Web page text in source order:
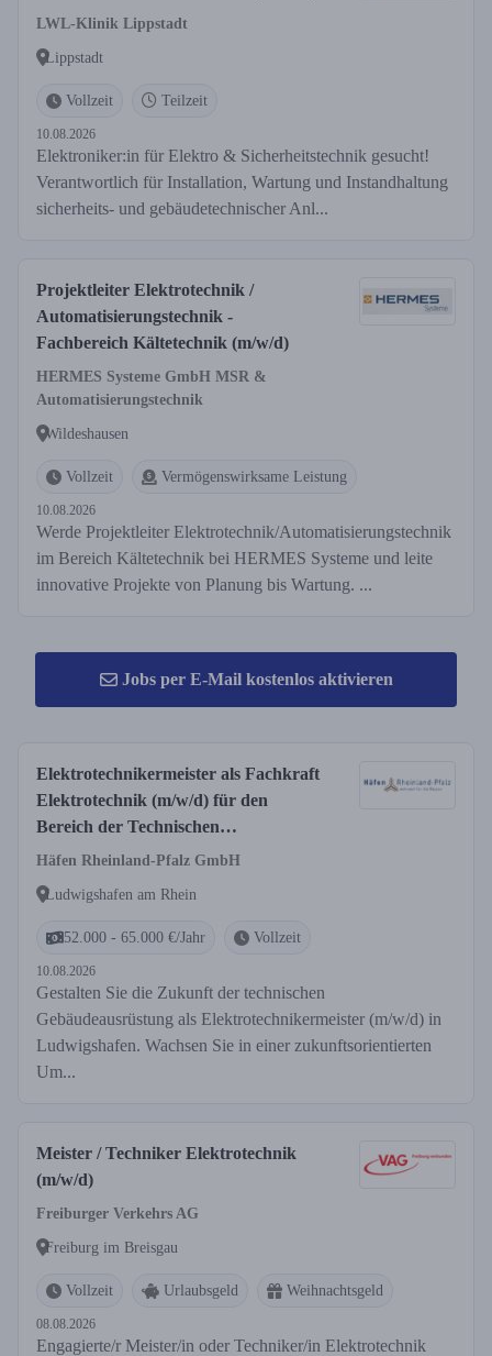
LWL-Klinik Lippstadt
Lippstadt
Vollzeit Teilzeit
10.08.2026
Elektroniker:in für Elektro & Sicherheitstechnik gesucht!
Verantwortlich für Installation, Wartung und Instandhaltung
sicherheits- und gebäudetechnischer Anl...
Projektleiter Elektrotechnik /
Automatisierungstechnik -
Fachbereich Kältetechnik (m/w/d)
HERMES Systeme GmbH MSR &
Automatisierungstechnik
Wildeshausen
Vollzeit Vermögenswirksame Leistung
10.08.2026
Werde Projektleiter Elektrotechnik/Automatisierungstechnik
im Bereich Kältetechnik bei HERMES Systeme und leite
innovative Projekte von Planung bis Wartung. ...
Jobs per E-Mail kostenlos aktivieren
Elektrotechnikermeister als Fachkraft
Elektrotechnik (m/w/d) für den
Bereich der Technischen
Gebäudeausrüstung
Häfen Rheinland-Pfalz GmbH
Ludwigshafen am Rhein
52.000 - 65.000 €/Jahr Vollzeit
10.08.2026
Gestalten Sie die Zukunft der technischen
Gebäudeausrüstung als Elektrotechnikermeister (m/w/d) in
Ludwigshafen. Wachsen Sie in einer zukunftsorientierten
Um...
Meister / Techniker Elektrotechnik
(m/w/d)
Freiburger Verkehrs AG
Freiburg im Breisgau
Vollzeit Urlaubsgeld Weihnachtsgeld
08.08.2026
Engagierte/r Meister/in oder Techniker/in Elektrotechnik